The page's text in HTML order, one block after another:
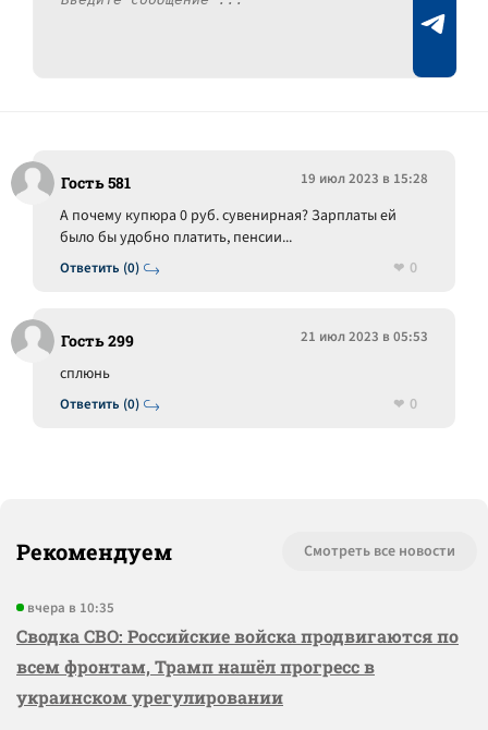
Гость 581 19 июл 2023 в 15:28
Ответить (0)
А почему купюра 0 руб. сувенирная? Зарплаты ей
было бы удобно платить, пенсии...
0
Гость 299 21 июл 2023 в 05:53
Ответить (0)
сплюнь
0
Рекомендуем Смотреть все новости
вчера в 10:35
Сводка СВО: Российские войска продвигаются по
всем фронтам, Трамп нашёл прогресс в
украинском урегулировании